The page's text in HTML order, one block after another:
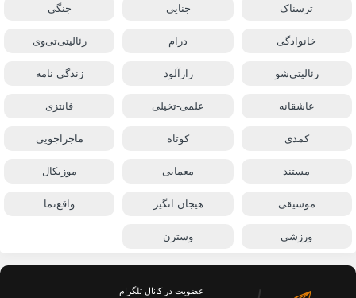
ترسناک جنایی جنگی
خانوادگی درام رئالیتی‌تی‌وی
رئالیتی‌شو رازآلود زندگی نامه
عاشقانه علمی-تخیلی فانتزی
کمدی کوتاه ماجراجویی
مستند معمایی موزیکال
موسیقی هیجان انگیز واقع‌نما
ورزشی وسترن
عضویت در کانال تلگرام